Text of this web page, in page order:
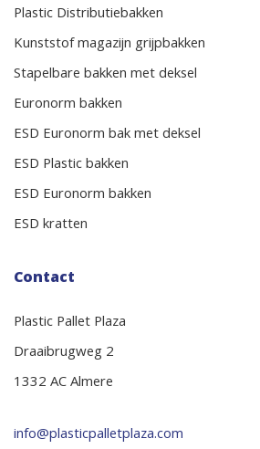
Plastic Distributiebakken
Kunststof magazijn grijpbakken
Stapelbare bakken met deksel
Euronorm bakken
ESD Euronorm bak met deksel
ESD Plastic bakken
ESD Euronorm bakken
ESD kratten
Contact
Plastic Pallet Plaza
Draaibrugweg 2
1332 AC Almere
info@plasticpalletplaza.com